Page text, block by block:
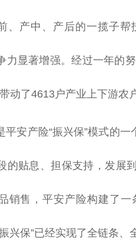
、产中、产后的一揽子
力显著增强。经过一年的
动了4613户产业上下游农
平安产险“振兴保”模式的
的贴息、担保支持，发展
销售，平安产险构建了一
兴保”已经实现了全链条、